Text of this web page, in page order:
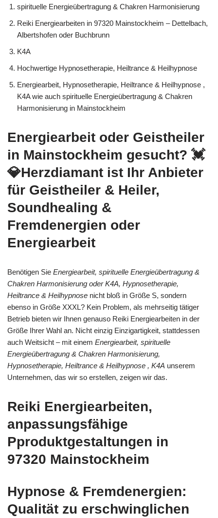
spirituelle Energieübertragung & Chakren Harmonisierung
Reiki Energiearbeiten in 97320 Mainstockheim – Dettelbach,
Albertshofen oder Buchbrunn
K4A
Hochwertige Hypnosetherapie, Heiltrance & Heilhypnose
Energiearbeit, Hypnosetherapie, Heiltrance & Heilhypnose ,
K4A wie auch spirituelle Energieübertragung & Chakren
Harmonisierung in Mainstockheim
Energiearbeit oder Geistheiler
in Mainstockheim gesucht? 💓️
💎Herzdiamant ist Ihr Anbieter
für Geistheiler & Heiler,
Soundhealing &
Fremdenergien oder
Energiearbeit
Benötigen Sie Energiearbeit, spirituelle Energieübertragung &
Chakren Harmonisierung oder K4A, Hypnosetherapie,
Heiltrance & Heilhypnose nicht bloß in Größe S, sondern
ebenso in Größe XXXL? Kein Problem, als mehrseitig tätiger
Betrieb bieten wir Ihnen genauso Reiki Energiearbeiten in der
Größe Ihrer Wahl an. Nicht einzig Einzigartigkeit, stattdessen
auch Weitsicht – mit einem Energiearbeit, spirituelle
Energieübertragung & Chakren Harmonisierung,
Hypnosetherapie, Heiltrance & Heilhypnose , K4A unserem
Unternehmen, das wir so erstellen, zeigen wir das.
Reiki Energiearbeiten,
anpassungsfähige
Pproduktgestaltungen in
97320 Mainstockheim
Hypnose & Fremdenergien:
Qualität zu erschwinglichen